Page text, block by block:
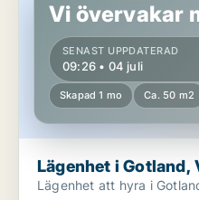
Vi övervakar
SENAST UPPDATERAD
09:26 • 04 juli
Skapad 1 mo Ca. 50 m2
Lägenhet i Gotland,